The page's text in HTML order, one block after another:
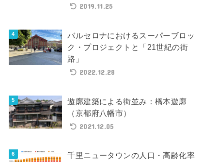
2019.11.25
バルセロナにおけるスーパーブロッ
ク・プロジェクトと「21世紀の街
路」
2022.12.28
遊廓建築による街並み：橋本遊廓
（京都府八幡市）
2021.12.05
千里ニュータウンの人口・高齢化率